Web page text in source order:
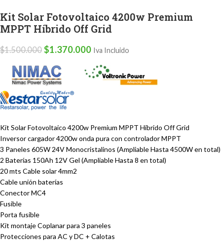
Kit Solar Fotovoltaico 4200w Premium
MPPT Híbrido Off Grid
$1.500.000 $1.370.000 Iva Incluido
Kit Solar Fotovoltaico 4200w Premium MPPT Híbrido Off Grid
Inversor cargador 4200w onda pura con controlador MPPT
3 Paneles 605W 24V Monocristalinos (Ampliable Hasta 4500W en total)
2 Baterías 150Ah 12V Gel (Ampliable Hasta 8 en total)
20 mts Cable solar 4mm2
Cable unión baterías
Conector MC4
Fusible
Porta fusible
Kit montaje Coplanar para 3 paneles
Protecciones para AC y DC + Calotas